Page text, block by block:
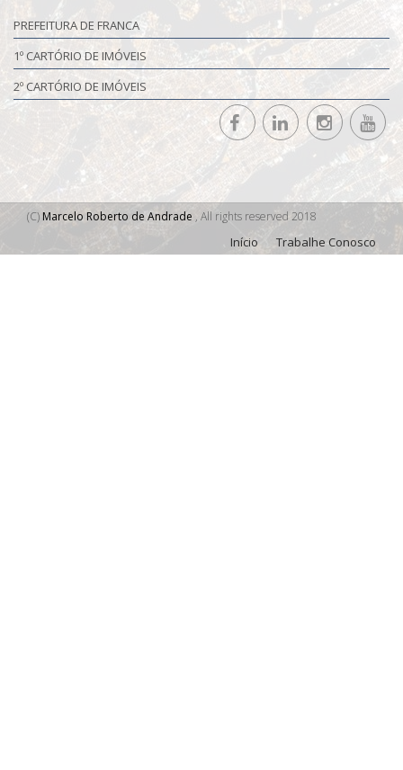
PREFEITURA DE FRANCA
1º CARTÓRIO DE IMÓVEIS
2º CARTÓRIO DE IMÓVEIS
(C)Marcelo Roberto de Andrade , All rights reserved 2018
Início Trabalhe Conosco